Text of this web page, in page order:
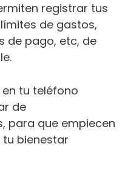
registrar tus
de gastos,
de pago, etc, de
tu teléfono
de
para que empiecen
bienestar